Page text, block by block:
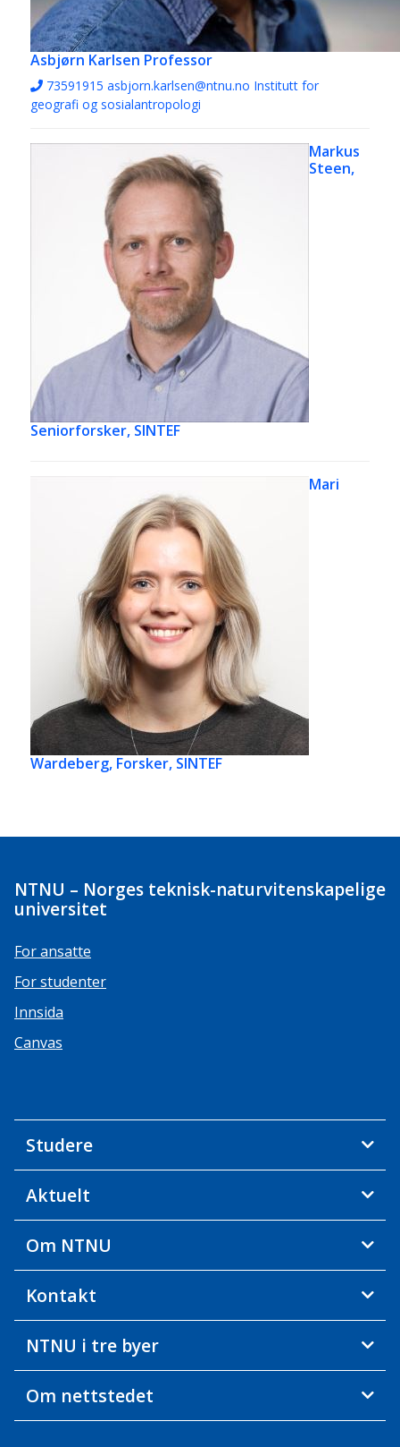
Asbjørn Karlsen Professor
73591915 asbjorn.karlsen@ntnu.no Institutt for
geografi og sosialantropologi
Markus
Steen,
Seniorforsker, SINTEF
Mari
Wardeberg, Forsker, SINTEF
NTNU – Norges teknisk-naturvitenskapelige
universitet
For ansatte
For studenter
Innsida
Canvas
Studere
Aktuelt
Om NTNU
Kontakt
NTNU i tre byer
Om nettstedet